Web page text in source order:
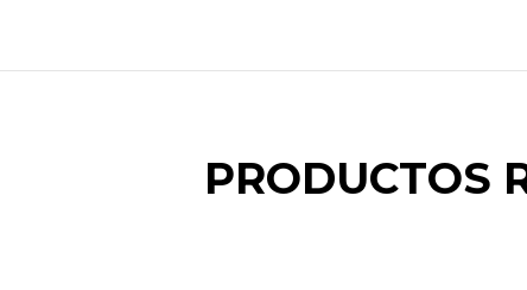
PRODUCTOS